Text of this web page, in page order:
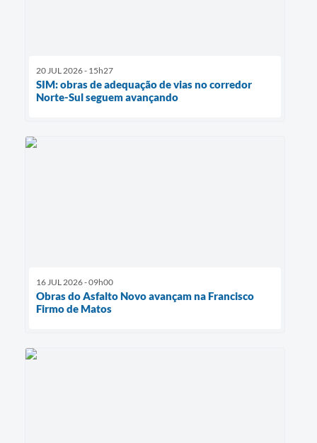
20 JUL 2026 - 15h27
SIM: obras de adequação de vias no corredor
Norte-Sul seguem avançando
16 JUL 2026 - 09h00
Obras do Asfalto Novo avançam na Francisco
Firmo de Matos